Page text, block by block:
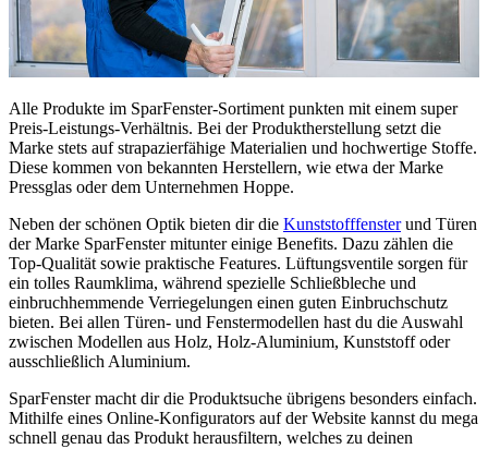
Alle Produkte im SparFenster-Sortiment punkten mit einem super
Preis-Leistungs-Verhältnis. Bei der Produktherstellung setzt die
Marke stets auf strapazierfähige Materialien und hochwertige Stoffe.
Diese kommen von bekannten Herstellern, wie etwa der Marke
Pressglas oder dem Unternehmen Hoppe.
Neben der schönen Optik bieten dir die Kunststofffensterund Türen
der Marke SparFenster mitunter einige Benefits. Dazu zählen die
Top-Qualität sowie praktische Features. Lüftungsventile sorgen für
ein tolles Raumklima, während spezielle Schließbleche und
einbruchhemmende Verriegelungen einen guten Einbruchschutz
bieten. Bei allen Türen- und Fenstermodellen hast du die Auswahl
zwischen Modellen aus Holz, Holz-Aluminium, Kunststoff oder
ausschließlich Aluminium.
SparFenster macht dir die Produktsuche übrigens besonders einfach.
Mithilfe eines Online-Konfigurators auf der Website kannst du mega
schnell genau das Produkt herausfiltern, welches zu deinen